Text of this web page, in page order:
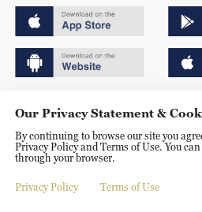
京ICP备20000184号
京公网安备 11010502050052号
Disinformation report hotline: 010-
Our Privacy Statement &
By continuing to browse our site you
Privacy Policy and Terms of Use. You
through your browser.
Privacy Policy Terms of Use